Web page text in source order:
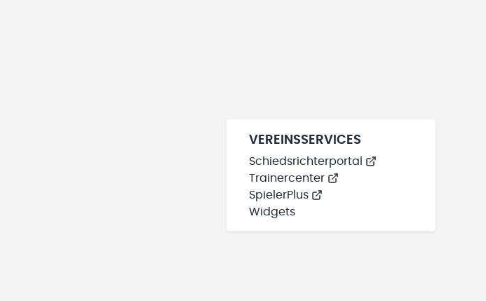
VEREINSSERVICES
Schiedsrichterportal
Trainercenter
SpielerPlus
Widgets